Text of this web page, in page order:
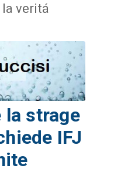
veritá
la strage
IFJ